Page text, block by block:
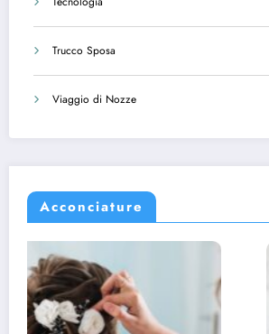
Trucco Sposa
Viaggio di Nozze
Acconciature
ACCONCIATURE SPOSA